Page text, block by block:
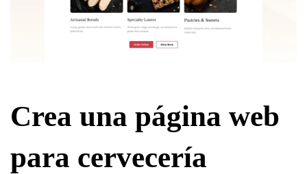
Crea una página web
para cervecería